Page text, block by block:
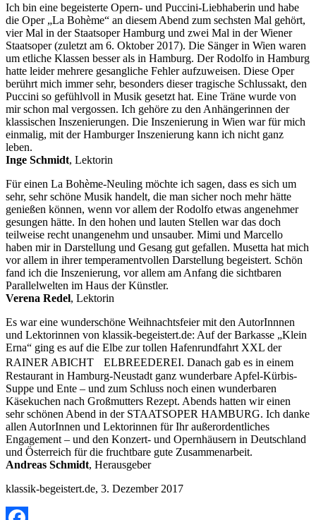
Ich bin eine begeisterte Opern- und Puccini-Liebhaberin und habe
die Oper „La Bohème“ an diesem Abend zum sechsten Mal gehört,
vier Mal in der Staatsoper Hamburg und zwei Mal in der Wiener
Staatsoper (zuletzt am 6. Oktober 2017). Die Sänger in Wien waren
um etliche Klassen besser als in Hamburg. Der Rodolfo in Hamburg
hatte leider mehrere gesangliche Fehler aufzuweisen. Diese Oper
berührt mich immer sehr, besonders dieser tragische Schlussakt, den
Puccini so gefühlvoll in Musik gesetzt hat. Eine Träne wurde von
mir schon mal vergossen. Ich gehöre zu den Anhängerinnen der
klassischen Inszenierungen. Die Inszenierung in Wien war für mich
einmalig, mit der Hamburger Inszenierung kann ich nicht ganz
leben.
Inge Schmidt, Lektorin
Für einen La Bohème-Neuling möchte ich sagen, dass es sich um
sehr, sehr schöne Musik handelt, die man sicher noch mehr hätte
genießen können, wenn vor allem der Rodolfo etwas angenehmer
gesungen hätte. In den hohen und lauten Stellen war das doch
teilweise recht unangenehm und unsauber. Mimi und Marcello
haben mir in Darstellung und Gesang gut gefallen. Musetta hat mich
vor allem in ihrer temperamentvollen Darstellung begeistert. Schön
fand ich die Inszenierung, vor allem am Anfang die sichtbaren
Parallelwelten im Haus der Künstler.
Verena Redel, Lektorin
Es war eine wunderschöne Weihnachtsfeier mit den AutorInnnen
und Lektorinnen von klassik-begeistert.de: Auf der Barkasse „Klein
Erna“ ging es auf die Elbe zur tollen Hafenrundfahrt XXL der
RAINER ABICHT ELBREEDEREI. Danach gab es in einem
Restaurant in Hamburg-Neustadt ganz wunderbare Apfel-Kürbis-
Suppe und Ente – und zum Schluss noch einen wunderbaren
Käsekuchen nach Großmutters Rezept. Abends hatten wir einen
sehr schönen Abend in der STAATSOPER HAMBURG. Ich danke
allen AutorInnen und Lektorinnen für Ihr außerordentliches
Engagement – und den Konzert- und Opernhäusern in Deutschland
und Österreich für die fruchtbare gute Zusammenarbeit.
Andreas Schmidt, Herausgeber
klassik-begeistert.de, 3. Dezember 2017